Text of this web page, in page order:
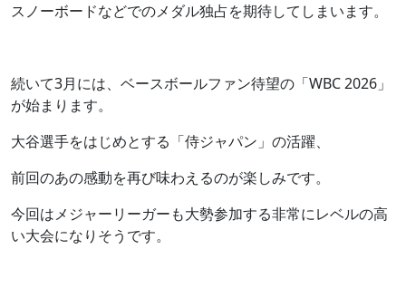
スノーボードなどでのメダル独占を期待してしまいます。
続いて3月には、ベースボールファン待望の「WBC 2026」
が始まります。
大谷選手をはじめとする「侍ジャパン」の活躍、
前回のあの感動を再び味わえるのが楽しみです。
今回はメジャーリーガーも大勢参加する非常にレベルの高
い大会になりそうです。